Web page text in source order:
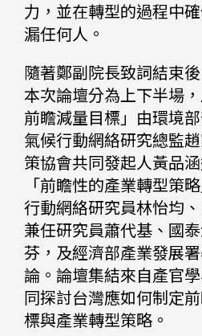
力，並在轉型的過程中
漏任何人。
隨著鄭副院長致詞結束
本次論壇分為上下半場
前瞻減量目標」由環境
氣候行動網絡研究總監
策協會共同發起人黃品
「前瞻性的產業轉型策
行動網絡研究員林怡均
兼任研究員蕭代基、國
芬，及經濟部產業發展
論。論壇集結來自產官
同探討台灣應如何制定
標與產業轉型策略。